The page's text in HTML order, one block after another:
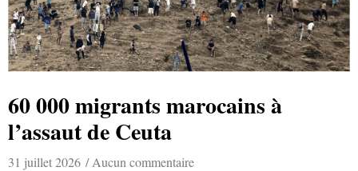
60 000 migrants marocains à
l’assaut de Ceuta
31 juillet 2026
Aucun commentaire